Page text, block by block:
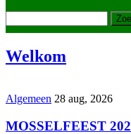
Welkom
Algemeen 28 aug, 2026
MOSSELFEEST